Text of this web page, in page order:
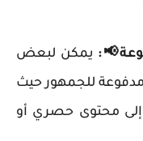
📢
: يمكن لبعض
مدفوعة للجمهور حيث
محتوى حصري أو